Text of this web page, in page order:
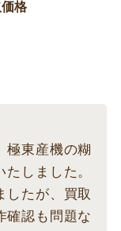
格
極東産機の糊
しました。
したが、買取
確認も問題な